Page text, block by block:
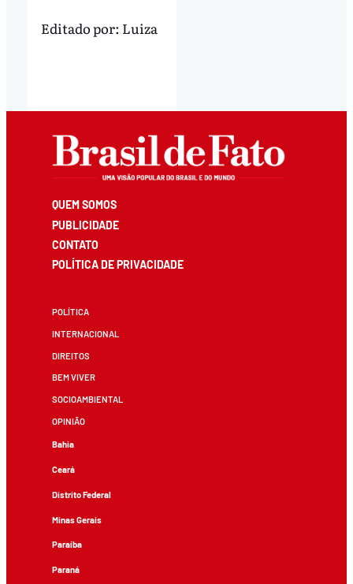
Editado por: Luiza
QUEM SOMOS
PUBLICIDADE
CONTATO
POLÍTICA DE PRIVACIDADE
POLÍTICA
INTERNACIONAL
DIREITOS
BEM VIVER
SOCIOAMBIENTAL
OPINIÃO
Bahia
Ceará
Distrito Federal
Minas Gerais
Paraíba
Paraná